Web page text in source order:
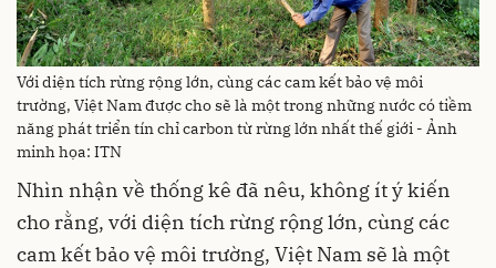
Với diện tích rừng rộng lớn, cùng các cam kết bảo vệ môi
trường, Việt Nam được cho sẽ là một trong những nước có tiềm
năng phát triển tín chỉ carbon từ rừng lớn nhất thế giới - Ảnh
minh họa: ITN
Nhìn nhận về thống kê đã nêu, không ít ý kiến
cho rằng, với diện tích rừng rộng lớn, cùng các
cam kết bảo vệ môi trường, Việt Nam sẽ là một